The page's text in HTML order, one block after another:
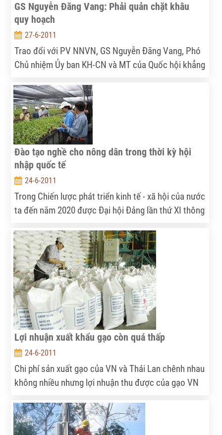
GS Nguyễn Đăng Vang: Phải quản chặt khâu
quy hoạch
27-6-2011
Trao đổi với PV NNVN, GS Nguyễn Đăng Vang, Phó
Chủ nhiệm Ủy ban KH-CN và MT của Quốc hội khẳng
tiềm năng, cơ hội phát triển nếu chúng ta quản lý
chặt chẽ quy hoạch và có sự hỗ trợ hợp lý từ Nhà
nước.
Đào tạo nghề cho nông dân trong thời kỳ hội
nhập quốc tế
24-6-2011
Trong Chiến lược phát triển kinh tế - xã hội của nước
ta đến năm 2020 được Đại hội Đảng lần thứ XI thông
hiện được mục tiêu đưa nước ta trở thành một nước
công nghiệp theo hướng hiện đại vào năm 2020 là
phát triển, nâng cao chất lượng nguồn nhân lực,
trong đó có nhân lực qua đào tạo nghề và chính
sách bảo đảm việc làm cho nông dân.
Lợi nhuận xuất khẩu gạo còn quá thấp
24-6-2011
Chi phí sản xuất gạo của VN và Thái Lan chênh nhau
không nhiều nhưng lợi nhuận thu được của gạo VN